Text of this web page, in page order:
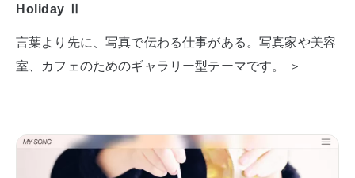
Holiday Ⅱ
言葉より先に、写真で伝わる仕事がある。写真家や美容
室、カフェのためのギャラリー型テーマです。 ＞